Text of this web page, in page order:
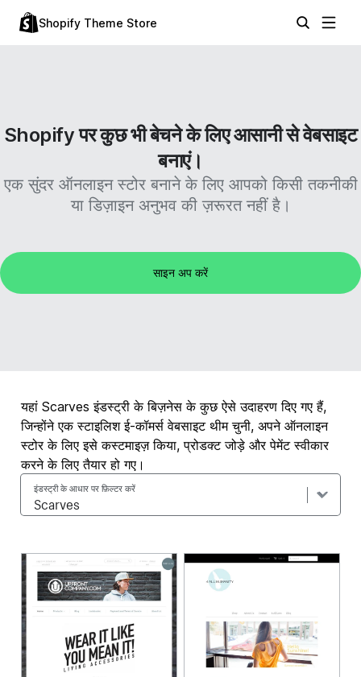
Shopify Theme Store
Shopify पर कुछ भी बेचने के लिए आसानी से वेबसाइट
बनाएं।
एक सुंदर ऑनलाइन स्टोर बनाने के लिए आपको किसी तकनीकी
या डिज़ाइन अनुभव की ज़रूरत नहीं है।
साइन अप करें
यहां Scarves इंडस्ट्री के बिज़नेस के कुछ ऐसे उदाहरण दिए गए हैं,
जिन्होंने एक स्टाइलिश ई-कॉमर्स वेबसाइट थीम चुनी, अपने ऑनलाइन
स्टोर के लिए इसे कस्टमाइज़ किया, प्रोडक्ट जोड़े और पेमेंट स्वीकार
करने के लिए तैयार हो गए।
इंडस्ट्री के आधार पर फ़िल्टर करें